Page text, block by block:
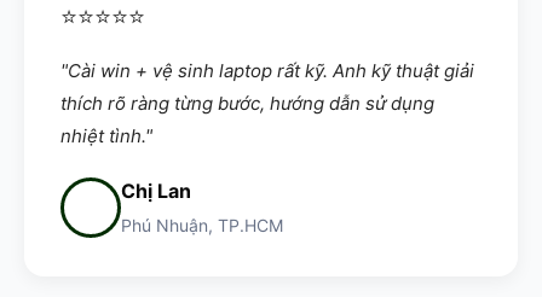
⭐⭐⭐⭐⭐
"Cài win + vệ sinh laptop rất kỹ. Anh kỹ thuật giải
thích rõ ràng từng bước, hướng dẫn sử dụng
nhiệt tình."
Chị Lan
Phú Nhuận, TP.HCM